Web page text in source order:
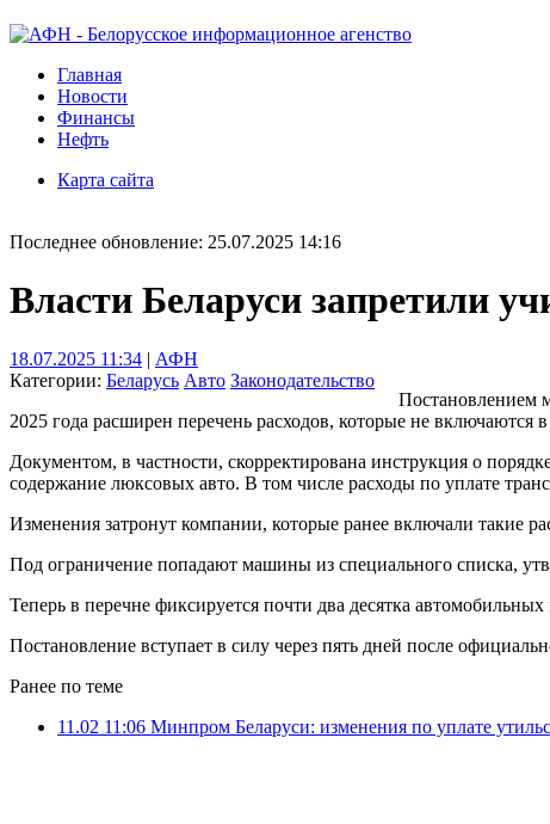
Главная
Новости
Финансы
Нефть
Карта сайта
Последнее обновление: 25.07.2025 14:16
Власти Беларуси запретили
18.07.2025 11:34 | АФН
Категории: Беларусь Авто Законодательство
Постановлением
2025 года расширен перечень расходов, которые не включаются
Документом, в частности, скорректирована инструкция о
содержание люксовых авто. В том числе расходы по уплате
Изменения затронут компании, которые ранее включали такие
Под ограничение попадают машины из специального списка,
Теперь в перечне фиксируется почти два десятка
Постановление вступает в силу через пять дней после
Ранее по теме
11.02 11:06 Минпром Беларуси: изменения по уплате